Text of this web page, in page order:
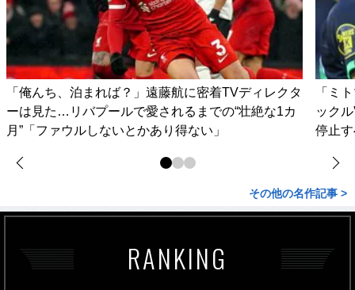
「俺んち、泊まれば？」遠藤航に密着TVディレクタ
ーは見た…リバプールで愛されるまでの“壮絶な1カ
月”「ファウルしないとかあり得ない」
「ミ
ック
停止
その他の名作記事 >
RANKING